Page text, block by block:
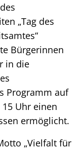
„Tag des
Bürgerinnen
in die
Programm auf
Uhr einen
ermöglicht.
„Vielfalt für